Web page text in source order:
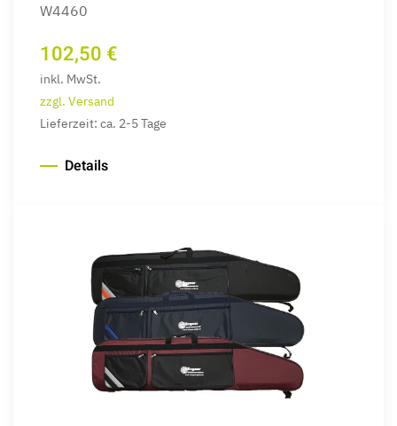
W4460
102,50 €
inkl. MwSt.
zzgl. Versand
Lieferzeit: ca. 2-5 Tage
Details